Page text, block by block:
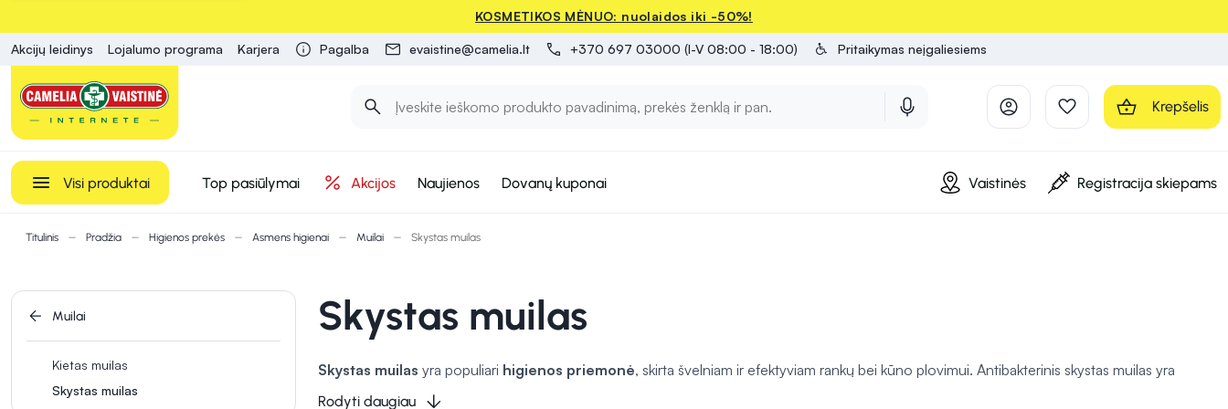
KOSMETIKOS MĖNUO: nuolaidos iki -50%!
Akcijų leidinys Lojalumo programa Karjera Pagalba evaistine@camelia.lt +370 697 03000 (I-V 08:00 - 18:00) Pritaikymas neįgaliesiems
Krepšelis
Visi produktai Top pasiūlymai Akcijos Naujienos Dovanų kuponai Vaistinės Registracija skiepams
Titulinis Pradžia Higienos prekės Asmens higienai Muilai Skystas muilas
Muilai
Kietas muilas
Skystas muilas
Skystas muilas
Skystas muilas yra populiari higienos priemonė, skirta švelniam ir efektyviam rankų bei kūno plovimui. Antibakterinis skystas muilas yra
praturtintas specialiomis medžiagomis, skirtomis šalinti bakterijas, todėl puikiai tinka kasdieniam naudojimui.
Rodyti daugiau